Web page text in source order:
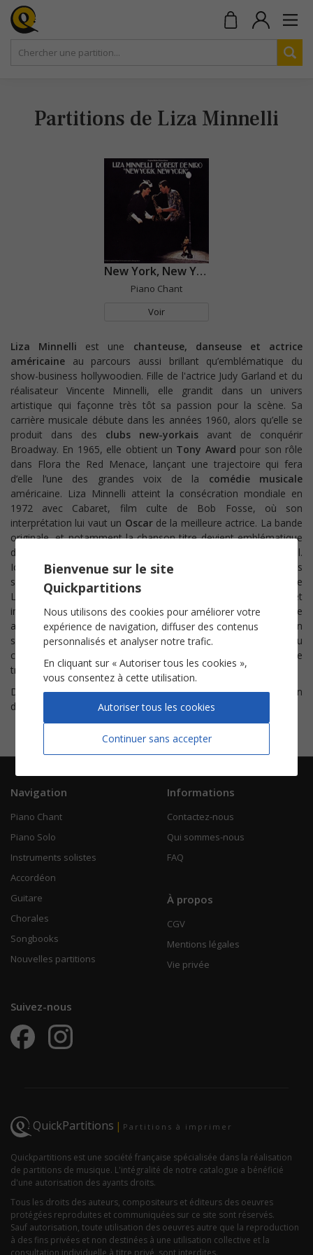
Partitions de Liza Minnelli
Liza Minnelli est une chanteuse, danseuse et actrice
américaine au parcours aussi brillant qu’emblématique du
show-business hollywoodien. Fille de l'actrice Judy Garland et du
réalisateur Vincente Minnelli, elle grandit dans un univers
artistique qui façonne très tôt sa passion pour la scène. Sa
carrière musicale débute dans les années 1960, alors qu’elle se
produit dans des clubs new-yorkais avant de conquérir
Broadway. En 1965, elle obtient un Tony Award pour son rôle
dans Flora the Red Menace, lançant une trajectoire qui fera
d’elle l’une des grandes voix de la comédie musicale
américaine. L iza Minnelli atteint la consécration mondiale en
1972 avec Cabaret, film culte de Bob Fosse, où son
interprétation lui vaut un Oscar de la meilleure actrice. La bande
originale, et notamment la chanson-titre devient emblématique
de son style : expressif, théâtral et profondément émotionnel.
Icône du music-hall, Liza Minnelli se produit sur les plus grandes
scènes du monde dont le Carnegie Hall et les grandes salles de
Las Vegas et de Paris. Sa voix puissante, expressive et
immédiatement reconnaissable, se distingue par une tessiture
ample et un vibrato très maîtrisé. Sa carrière dans la chanson
s’étend sur plusieurs décennies et s’est toujours nourrie du
croisement entre
et la grande
tradition ducabaret.
Découvrez nospartitionsdu titreNew York, New York
, l'un
des grands standards deLiza Minnelli.
New York, New York
Piano Chant
Voir
Navigation
Piano Chant
Piano Solo
Instruments solistes
Accordéon
Guitare
Chorales
Songbooks
Nouvelles partitions
Informations
Contactez-nous
Qui sommes-nous
FAQ
À propos
CGV
Mentions légales
Vie privée
Suivez-nous
QuickPartitions | Partitions à imprimer
Quickpartitions est une société française spécialisée dans la réalisation
de partitions de musique. L'intégralité de notre catalogue a bénéficié
d'une autorisation des ayants droits.
Tous les droits des auteurs, compositeurs et éditeurs des oeuvres
protégées reproduites et communiquées sur ce site sont réservés.
Sauf autorisation, toute utilisation des oeuvres autre que la reproduction
à des fins privées et non destinées à une utilisation collective et la
consultation individuelle à titre privé, sont interdites.
Bienvenue sur le site
Quickpartitions
Nous utilisons des cookies pour améliorer votre
expérience de navigation, diffuser des contenus
personnalisés et analyser notre trafic.
En cliquant sur « Autoriser tous les cookies »,
vous consentez à cette utilisation.
Continuer sans accepter
Autoriser tous les cookies